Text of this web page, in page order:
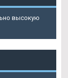
высокую